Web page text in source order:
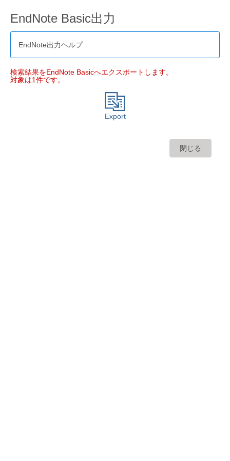
EndNote Basic出力
EndNote出力ヘルプ
検索結果をEndNote Basicへエクスポートします。
対象は1件です。
Export